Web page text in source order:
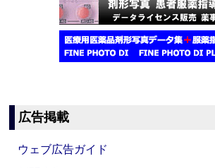
広告掲載
ウェブ広告ガイド